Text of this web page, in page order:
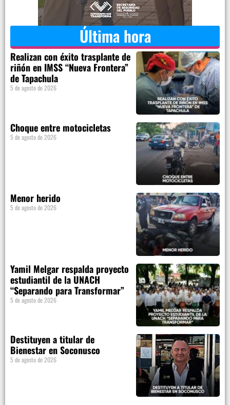
Última hora
Realizan con éxito trasplante de
riñón en IMSS “Nueva Frontera”
de Tapachula
5 de agosto de 2026
Choque entre motocicletas
5 de agosto de 2026
Menor herido
5 de agosto de 2026
Yamil Melgar respalda proyecto
estudiantil de la UNACH
“Separando para Transformar”
5 de agosto de 2026
Destituyen a titular de
Bienestar en Soconusco
5 de agosto de 2026